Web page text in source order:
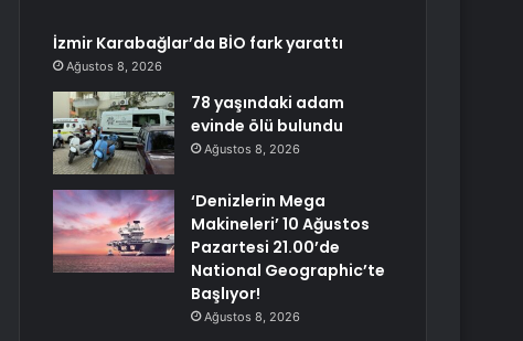
İzmir Karabağlar’da BİO fark yarattı
Ağustos 8, 2026
78 yaşındaki adam
evinde ölü bulundu
Ağustos 8, 2026
‘Denizlerin Mega
Makineleri’ 10 Ağustos
Pazartesi 21.00’de
National Geographic’te
Başlıyor!
Ağustos 8, 2026